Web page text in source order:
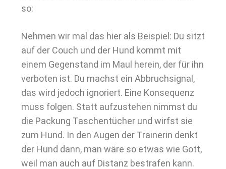
so:
Nehmen wir mal das hier als Beispiel: Du sitzt
auf der Couch und der Hund kommt mit
einem Gegenstand im Maul herein, der für ihn
verboten ist. Du machst ein Abbruchsignal,
das wird jedoch ignoriert. Eine Konsequenz
muss folgen. Statt aufzustehen nimmst du
die Packung Taschentücher und wirfst sie
zum Hund. In den Augen der Trainerin denkt
der Hund dann, man wäre so etwas wie Gott,
weil man auch auf Distanz bestrafen kann.